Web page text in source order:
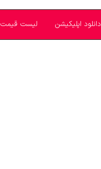
دانلود اپلیکیشن لیست قیمت